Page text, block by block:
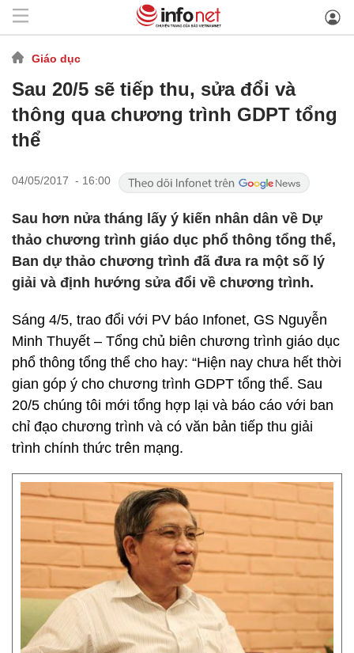
Giáo dục
Sau 20/5 sẽ tiếp thu, sửa đổi và
thông qua chương trình GDPT tổng
thể
04/05/2017 - 16:00
Sau hơn nửa tháng lấy ý kiến nhân dân về Dự
thảo chương trình giáo dục phổ thông tổng thể,
Ban dự thảo chương trình đã đưa ra một số lý
giải và định hướng sửa đổi về chương trình.
Sáng 4/5, trao đổi với PV báo Infonet, GS Nguyễn
Minh Thuyết – Tổng chủ biên chương trình giáo dục
phổ thông tổng thể cho hay: “Hiện nay chưa hết thời
gian góp ý cho chương trình GDPT tổng thể. Sau
20/5 chúng tôi mới tổng hợp lại và báo cáo với ban
chỉ đạo chương trình và có văn bản tiếp thu giải
trình chính thức trên mạng.